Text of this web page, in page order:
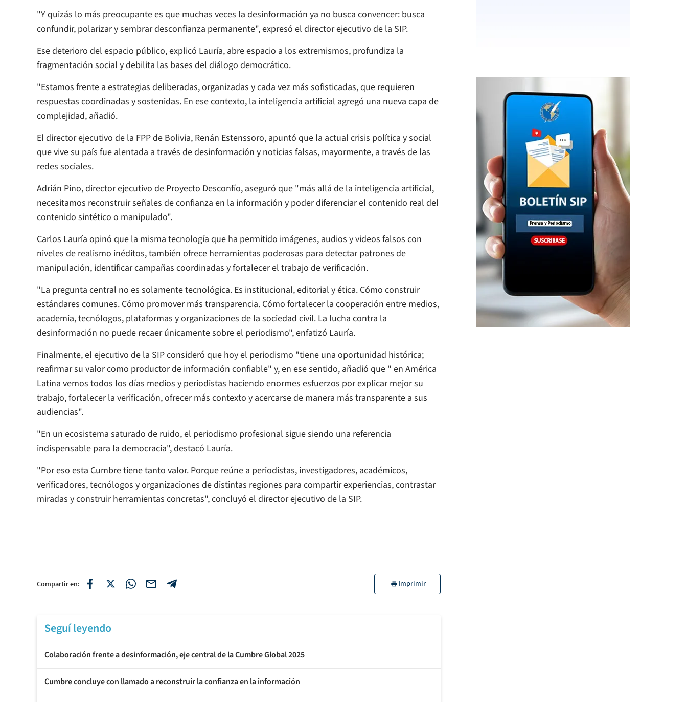
"Y quizás lo más preocupante es que muchas veces la desinformación ya no busca convencer: busca
confundir, polarizar y sembrar desconfianza permanente", expresó el director ejecutivo de la SIP.
Ese deterioro del espacio público, explicó Lauría, abre espacio a los extremismos, profundiza la
fragmentación social y debilita las bases del diálogo democrático.
"Estamos frente a estrategias deliberadas, organizadas y cada vez más sofisticadas, que requieren
respuestas coordinadas y sostenidas. En ese contexto, la inteligencia artificial agregó una nueva capa de
complejidad, añadió.
El director ejecutivo de la FPP de Bolivia, Renán Estenssoro, apuntó que la actual crisis política y social
que vive su país fue alentada a través de desinformación y noticias falsas, mayormente, a través de las
redes sociales.
Adrián Pino, director ejecutivo de Proyecto Desconfío, aseguró que "más allá de la inteligencia artificial,
necesitamos reconstruir señales de confianza en la información y poder diferenciar el contenido real del
contenido sintético o manipulado".
Carlos Lauría opinó que la misma tecnología que ha permitido imágenes, audios y videos falsos con
niveles de realismo inéditos, también ofrece herramientas poderosas para detectar patrones de
manipulación, identificar campañas coordinadas y fortalecer el trabajo de verificación.
"La pregunta central no es solamente tecnológica. Es institucional, editorial y ética. Cómo construir
estándares comunes. Cómo promover más transparencia. Cómo fortalecer la cooperación entre medios,
academia, tecnólogos, plataformas y organizaciones de la sociedad civil. La lucha contra la
desinformación no puede recaer únicamente sobre el periodismo", enfatizó Lauría.
Finalmente, el ejecutivo de la SIP consideró que hoy el periodismo "tiene una oportunidad histórica;
reafirmar su valor como productor de información confiable" y, en ese sentido, añadió que " en América
Latina vemos todos los días medios y periodistas haciendo enormes esfuerzos por explicar mejor su
trabajo, fortalecer la verificación, ofrecer más contexto y acercarse de manera más transparente a sus
audiencias".
"En un ecosistema saturado de ruido, el periodismo profesional sigue siendo una referencia
indispensable para la democracia", destacó Lauría.
"Por eso esta Cumbre tiene tanto valor. Porque reúne a periodistas, investigadores, académicos,
verificadores, tecnólogos y organizaciones de distintas regiones para compartir experiencias, contrastar
miradas y construir herramientas concretas", concluyó el director ejecutivo de la SIP.
Compartir en: Imprimir
Seguí leyendo
Colaboración frente a desinformación, eje central de la Cumbre Global 2025
Cumbre concluye con llamado a reconstruir la confianza en la información